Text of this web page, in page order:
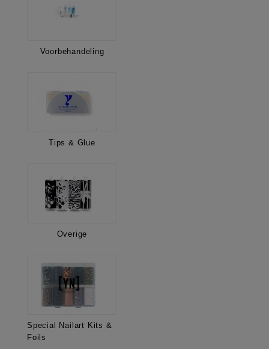
Voorbehandeling
Tips & Glue
Overige
Special Nailart Kits &
Foils